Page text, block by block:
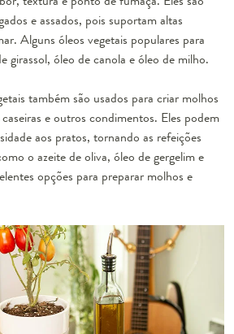
e assados, pois suportam altas
Alguns óleos vegetais populares para
girassol, óleo de canola e óleo de milho.
também são usados para criar molhos
e outros condimentos. Eles podem
aos pratos, tornando as refeições
o azeite de oliva, óleo de gergelim e
opções para preparar molhos e